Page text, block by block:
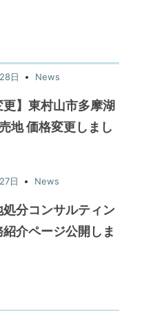
日 News
更】東村山市多摩湖
地 価格変更しまし
日 News
処分コンサルティン
介ページ公開しま